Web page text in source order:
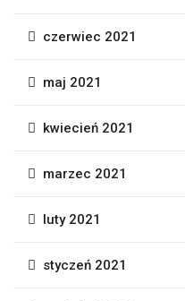
czerwiec 2021
maj 2021
kwiecień 2021
marzec 2021
luty 2021
styczeń 2021